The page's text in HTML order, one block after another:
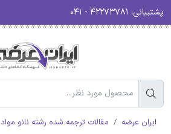
پشتیبانی:
ایران عرضه مقالات ترجمه شده رشته نانو مواد